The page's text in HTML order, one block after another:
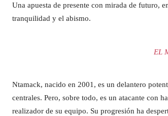
Una apuesta de presente con mirada de futuro,
tranquilidad y el abismo.
EL
Ntamack, nacido en 2001, es un delantero
centrales. Pero, sobre todo, es un atacante con
realizador de su equipo. Su progresión ha